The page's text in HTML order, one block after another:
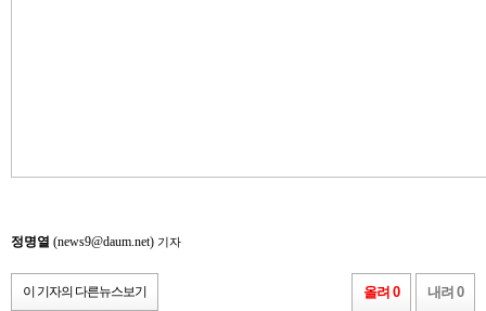
정명열 (news9@daum.net) 기자
이 기자의 다른뉴스보기 올려 0 내려 0